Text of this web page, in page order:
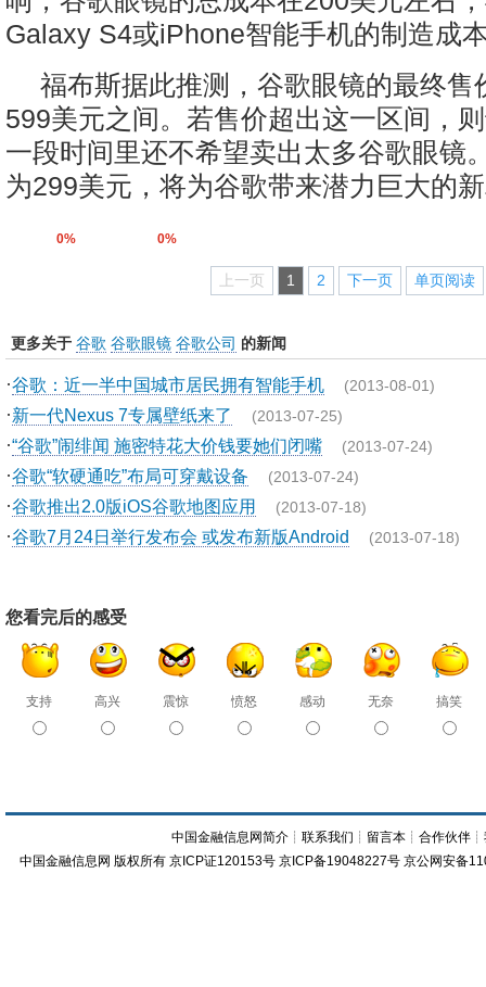
Galaxy S4或iPhone智能手机的制造成
福布斯据此推测，谷歌眼镜的最终售
599美元之间。若售价超出这一区间，
一段时间里还不希望卖出太多谷歌眼镜
为299美元，将为谷歌带来潜力巨大的
0% 0%
上一页 1 2 下一页 单页阅读
更多关于 谷歌 谷歌眼镜 谷歌公司 的新闻
·谷歌：近一半中国城市居民拥有智能手机 (2013-08-01)
·新一代Nexus 7专属壁纸来了 (2013-07-25)
·“谷歌”闹绯闻 施密特花大价钱要她们闭嘴 (2013-07-24)
·谷歌“软硬通吃”布局可穿戴设备 (2013-07-24)
·谷歌推出2.0版iOS谷歌地图应用 (2013-07-18)
·谷歌7月24日举行发布会 或发布新版Android (2013-07-18)
您看完后的感受
支持 高兴 震惊 愤怒 感动 无奈 搞笑
中国金融信息网简介 ┊联系我们 ┊ 留言本 ┊合作伙伴 ┊
中国金融信息网 版权所有 京ICP证120153号 京ICP备19048227号 京公网安备